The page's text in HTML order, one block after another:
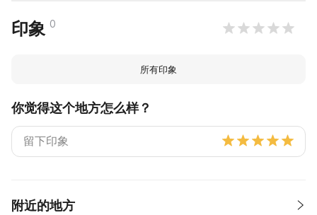
印象 0
所有印象
你觉得这个地方怎么样？
附近的地方